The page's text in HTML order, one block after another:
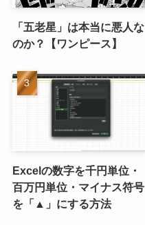
「五老星」は本当に悪人な
のか？【ワンピース】
Excelの数字を千円単位・
百万円単位・マイナス符号
を「▲」にする方法